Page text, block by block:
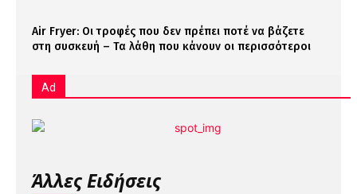
Air Fryer: Οι τροφές που δεν πρέπει ποτέ να βάζετε
στη συσκευή – Τα λάθη που κάνουν οι περισσότεροι
Ad
Άλλες Ειδήσεις